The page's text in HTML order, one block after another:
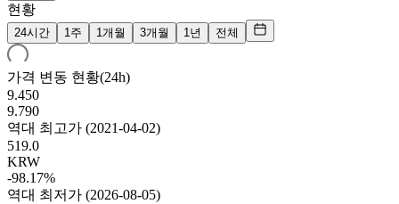
현황
24시간 1주 1개월 3개월 1년 전체
가격 변동 현황(24h)
9.450
9.790
역대 최고가 (2021-04-02)
519.0
KRW
-98.17%
역대 최저가 (2026-08-05)